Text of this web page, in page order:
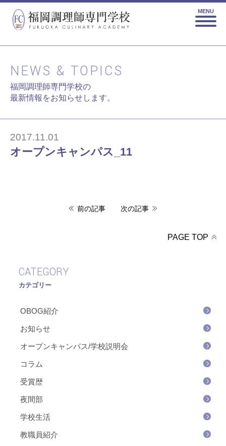
MENU
NEWS & TOPICS
福岡調理師専門学校の
最新情報をお知らせします。
2017.11.01
オープンキャンパス_11
前の記事 次の記事
PAGE TOP
CATEGORY
カテゴリー
OBOG紹介
お知らせ
オープンキャンパス/学校説明会
コラム
受賞歴
夜間部
学校生活
教職員紹介